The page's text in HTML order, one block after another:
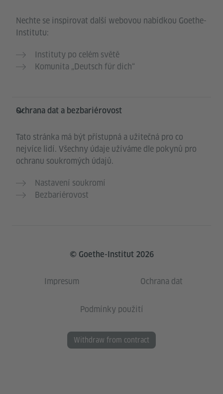
Nechte se inspirovat další webovou nabídkou Goethe-
Institutu:
Instituty po celém světě
Komunita „Deutsch für dich“
Ochrana dat a bezbariérovost
Tato stránka má být přístupná a užitečná pro co
nejvíce lidí. Všechny údaje užíváme dle pokynů pro
ochranu soukromých údajů.
Nastavení soukromí
Bezbariérovost
© Goethe-Institut 2026
Impresum Ochrana dat
Podmínky použití
Withdraw from contract